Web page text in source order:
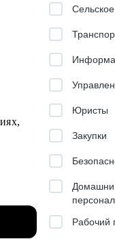
выбор
Юристы
Закупки
персонал
Рабочий